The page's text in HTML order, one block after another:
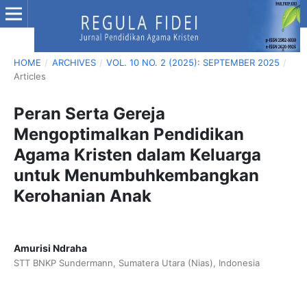
HOME / ARCHIVES / VOL. 10 NO. 2 (2025): SEPTEMBER 2025 /
Articles
Peran Serta Gereja
Mengoptimalkan Pendidikan
Agama Kristen dalam Keluarga
untuk Menumbuhkembangkan
Kerohanian Anak
Amurisi Ndraha
STT BNKP Sundermann, Sumatera Utara (Nias), Indonesia